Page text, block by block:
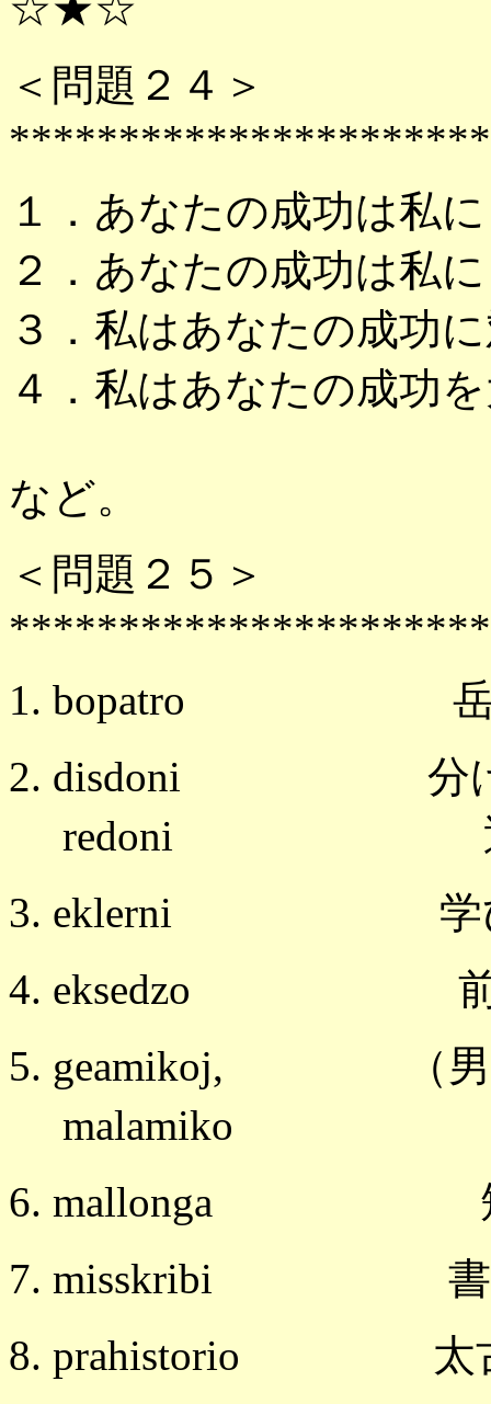
＜問題２４＞
１．あなたの成功は私
２．あなたの成功は私
３．私はあなたの成功
４．私はあなたの成功
など。
＜問題２５＞
1. bopatro 岳父、
2. disdoni 分け
redoni 返却す
3. eklerni 学び
4. eksedzo 前
5. geamikoj, （男
malamiko
6. mallonga
7. misskribi 書
8. prahistorio 太古